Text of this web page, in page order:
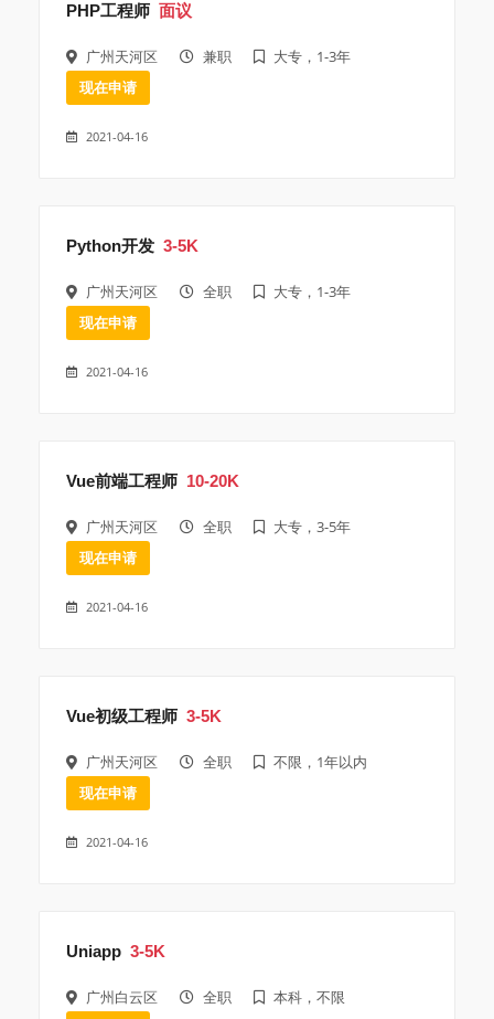
PHP工程师 面议
广州天河区 兼职 大专，1-3年
现在申请
2021-04-16
Python开发 3-5K
广州天河区 全职 大专，1-3年
现在申请
2021-04-16
Vue前端工程师 10-20K
广州天河区 全职 大专，3-5年
现在申请
2021-04-16
Vue初级工程师 3-5K
广州天河区 全职 不限，1年以内
现在申请
2021-04-16
Uniapp 3-5K
广州白云区 全职 本科，不限